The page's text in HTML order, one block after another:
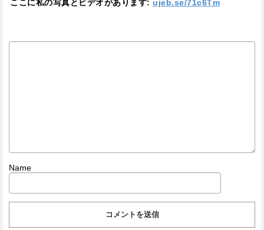
ここに私の写真とビデオがあります: ujeb.se/71c6Tm
Name